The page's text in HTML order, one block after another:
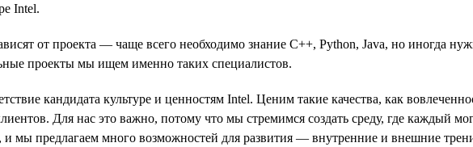
Intel.
от проекта — чаще всего необходимо знание С++, Python, Java, но иногда
проекты мы ищем именно таких специалистов.
кандидата культуре и ценностям Intel. Ценим такие качества, как
Для нас это важно, потому что мы стремимся создать среду, где каждый
и мы предлагаем много возможностей для развития — внутренние и внешние